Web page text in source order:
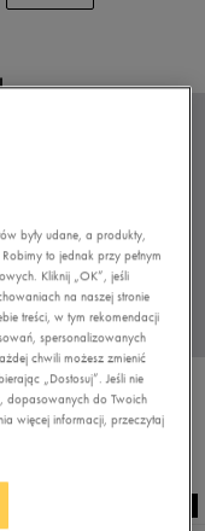
-30%
MAX ALPHA TRAINER 6
299,99 zł
- najniższa cena
były udane, a produkty,
to jednak przy pełnym
Kliknij „OK”, jeśli
na naszej stronie
treści, w tym rekomendacji
spersonalizowanych
chwili możesz zmienić
„Dostosuj”. Jeśli nie
dopasowanych do Twoich
więcej informacji, przeczytaj